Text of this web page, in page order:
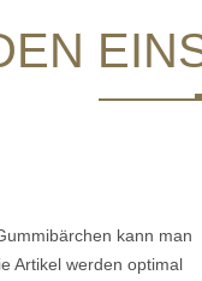
kann man
Artikel werden optimal